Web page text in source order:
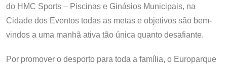
do HMC Sports – Piscinas e Ginásios Municipais, na
Cidade dos Eventos todas as metas e objetivos são bem-
vindos a uma manhã ativa tão única quanto desafiante.
Por promover o desporto para toda a família, o Europarque